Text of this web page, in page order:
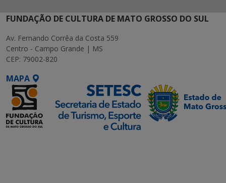
FUNDAÇÃO DE CULTURA DE MATO GROSSO DO SUL
Av. Fernando Corrêa da Costa 559
Centro - Campo Grande | MS
CEP: 79002-820
MAPA